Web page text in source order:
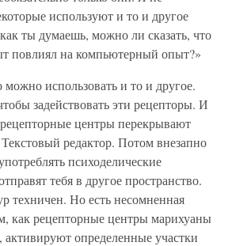
используют и то и другое
ты думаешь, можно ли сказать, что
повлиял на компьютерный опыт?»
использовать и то и другое.
задействовать эти рецепторы. И
центры перекрывают
редактор. Потом внезапно
психоделические
тебя в другое пространство.
техничен. Но есть несомненная
как рецепторные центры марихуаны
определенные участки